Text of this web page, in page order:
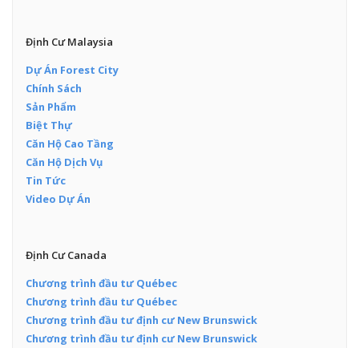
Định Cư Malaysia
Dự Án Forest City
Chính Sách
Sản Phẩm
Biệt Thự
Căn Hộ Cao Tầng
Căn Hộ Dịch Vụ
Tin Tức
Video Dự Án
Định Cư Canada
Chương trình đầu tư Québec
Chương trình đầu tư Québec
Chương trình đầu tư định cư New Brunswick
Chương trình đầu tư định cư New Brunswick